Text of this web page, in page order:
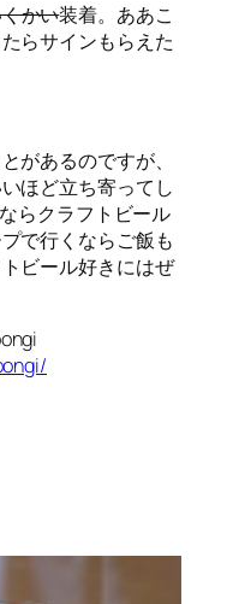
かい装着。ああこ
らサインもらえた
があるのですが、
ほど立ち寄ってし
らクラフトビール
で行くならご飯も
ビール好きにはぜ